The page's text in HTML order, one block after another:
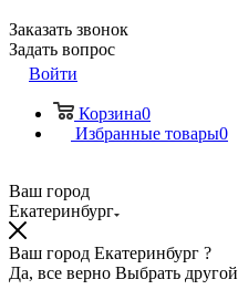
Заказать звонок
Задать вопрос
Войти
Корзина0
Избранные товары0
Ваш город
Екатеринбург
Ваш город Екатеринбург ?
Да, все верно Выбрать другой